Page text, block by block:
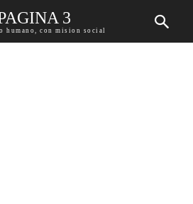
3
humano, con mision social